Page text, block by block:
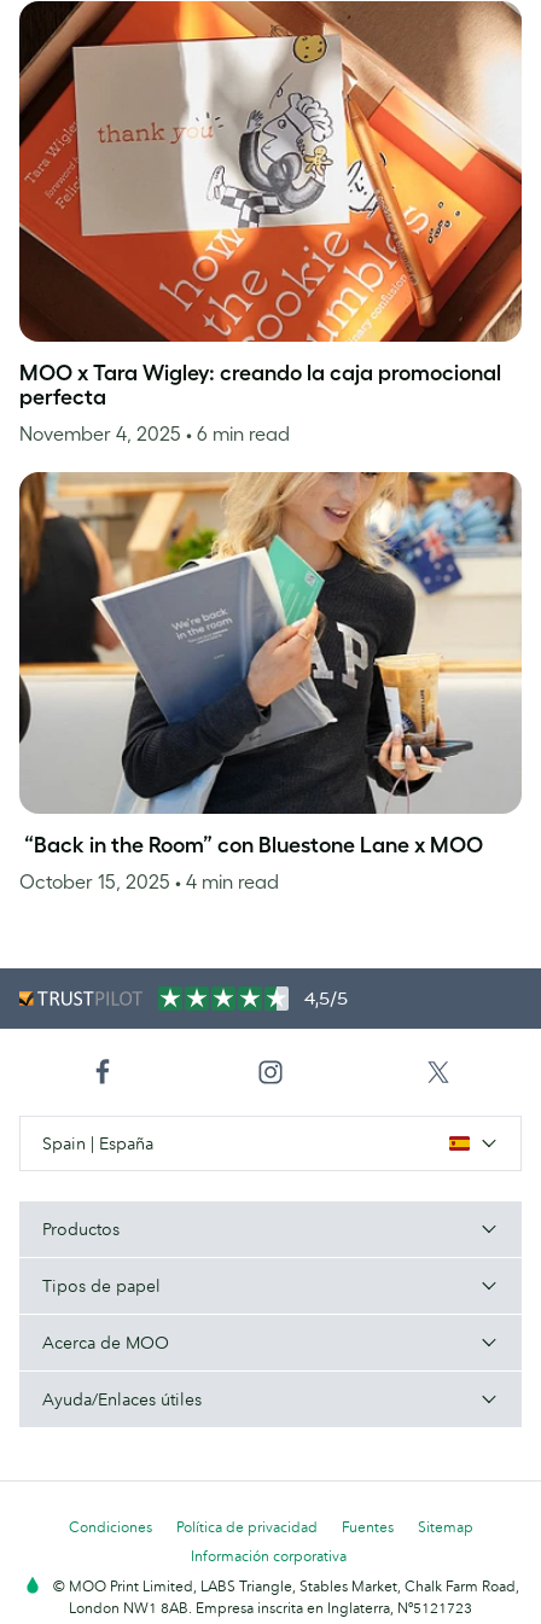
MOO x Tara Wigley: creando la caja promocional
perfecta
November 4, 2025 • 6 min read
“Back in the Room” con Bluestone Lane x MOO
October 15, 2025 • 4 min read
4,5/5
Spain | España
Productos
Tipos de papel
Acerca de MOO
Ayuda/Enlaces útiles
Condiciones Política de privacidad Fuentes
Sitemap
Información corporativa
© MOO Print Limited, LABS Triangle, Stables Market, Chalk Farm Road,
London NW1 8AB. Empresa inscrita en Inglaterra, Nº5121723